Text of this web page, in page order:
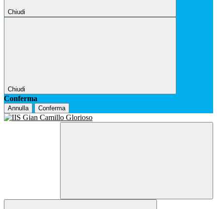
Chiudi
Chiudi
Conferma
Annulla Conferma